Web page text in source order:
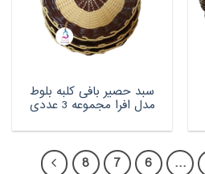
سبد حصیر بافی کلبه بلوط
مدل افرا مجموعه 3 عددی
…
6
7
8